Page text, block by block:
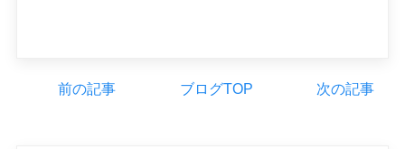
前の記事 ブログTOP 次の記事